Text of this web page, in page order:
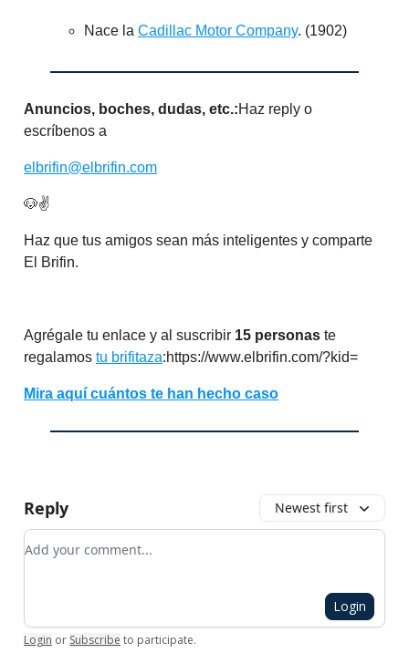
Nace la Cadillac Motor Company. (1902)
Anuncios, boches, dudas, etc.:Haz reply o
escríbenos a
elbrifin@elbrifin.com
🐶✌️
Haz que tus amigos sean más inteligentes y comparte
El Brifin.
Agrégale tu enlace y al suscribir 15 personas te
regalamos tu brifitaza:https://www.elbrifin.com/?kid=
Mira aquí cuántos te han hecho caso
Reply Newest first
Add your comment
Login
Login or Subscribe to participate.